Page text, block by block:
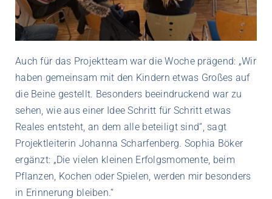
Auch für das Projektteam war die Woche prägend: „Wir
haben gemeinsam mit den Kindern etwas Großes auf
die Beine gestellt. Besonders beeindruckend war zu
sehen, wie aus einer Idee Schritt für Schritt etwas
Reales entsteht, an dem alle beteiligt sind“, sagt
Projektleiterin Johanna Scharfenberg. Sophia Böker
ergänzt: „Die vielen kleinen Erfolgsmomente, beim
Pflanzen, Kochen oder Spielen, werden mir besonders
in Erinnerung bleiben.“